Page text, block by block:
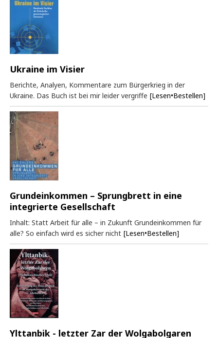
Ukraine im Visier
Berichte, Analyen, Kommentare zum Bürgerkrieg in der
Ukraine. Das Buch ist bei mir leider vergriffe [Lesen•Bestellen]
Grundeinkommen – Sprungbrett in eine
integrierte Gesellschaft
Inhalt: Statt Arbeit für alle – in Zukunft Grundeinkommen für
alle? So einfach wird es sicher nicht [Lesen•Bestellen]
Ylttanbik - letzter Zar der Wolgabolgaren